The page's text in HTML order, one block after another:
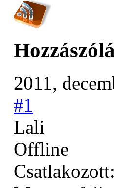
2011,
#1
Lali
Offline
Csatlakozott: